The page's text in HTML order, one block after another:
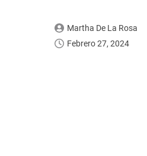
Martha De La Rosa
Febrero 27, 2024